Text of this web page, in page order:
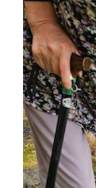
長
通
一覧
そ